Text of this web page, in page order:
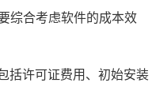
综合考虑软件的成本效
括许可证费用、初始安装